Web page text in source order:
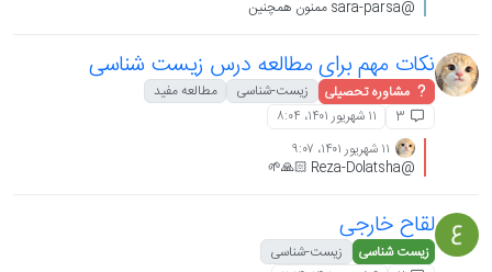
@sara-parsa ممنون همچنین
نکات مهم برای مطالعه درس زیست شناسی
مشاوره تحصیلی زیست-شناسی
مطالعه مفید
3
۱۱ شهریور ۱۴۰۱،‏ ۸:۰۴
۱۱ شهریور ۱۴۰۱،‏ ۹:۰۷
@Reza-Dolatsha 🙏🏻🌱
لقاح خارجی
زیست شناسی
زیست-شناسی